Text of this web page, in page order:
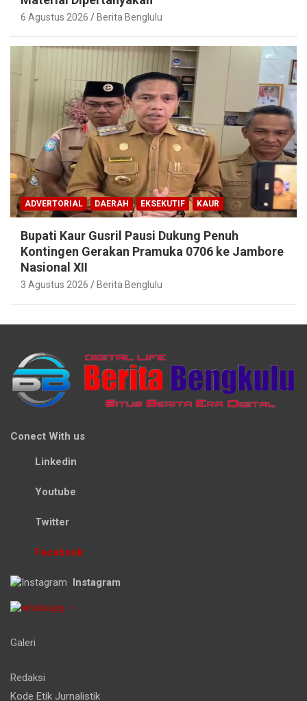
6 Agustus 2026 Berita Benglulu
ADVERTORIAL DAERAH EKSEKUTIF KAUR
Bupati Kaur Gusril Pausi Dukung Penuh
Kontingen Gerakan Pramuka 0706 ke Jambore
Nasional XII
3 Agustus 2026 Berita Benglulu
Conect With us
Linkedin
Youtube
Twitter
Facebook
Instagram
-
Galeri
Redaksi
Kode Etik Jurnalistik